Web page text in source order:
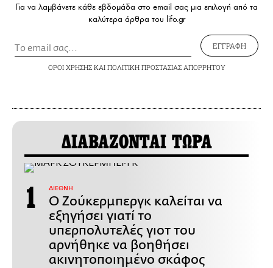
Για να λαμβάνετε κάθε εβδομάδα στο email σας μια επιλογή από τα
καλύτερα άρθρα του lifo.gr
ΕΓΓΡΑΦΗ
ΟΡΟΙ ΧΡΗΣΗΣΚΑΙ ΠΟΛΙΤΙΚΗ ΠΡΟΣΤΑΣΙΑΣ ΑΠΟΡΡΗΤΟΥ
ΔΙΑΒΑΖΟΝΤΑΙ ΤΩΡΑ
ΔΙΕΘΝΗ
Ο Ζούκερμπεργκ καλείται να
εξηγήσει γιατί το
υπερπολυτελές γιοτ του
αρνήθηκε να βοηθήσει
ακινητοποιημένο σκάφος